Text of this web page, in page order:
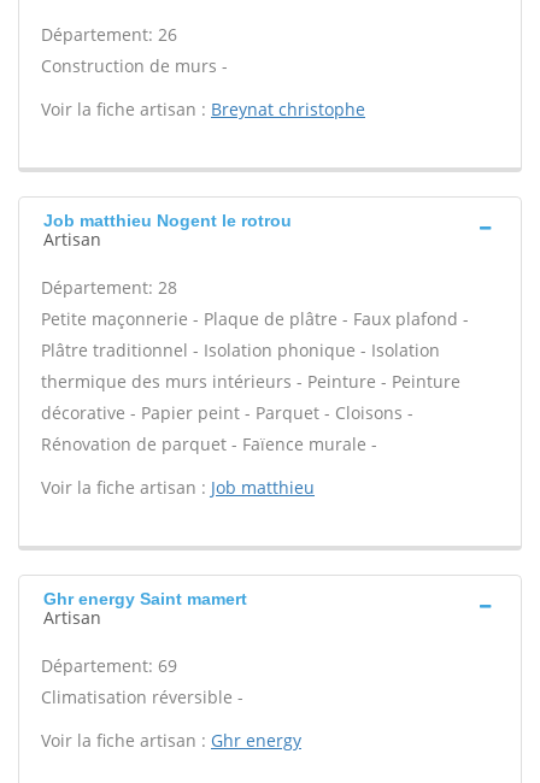
Département: 26
Construction de murs -
Voir la fiche artisan : Breynat christophe
Job matthieu Nogent le rotrou
Artisan
Département: 28
Petite maçonnerie - Plaque de plâtre - Faux plafond -
Plâtre traditionnel - Isolation phonique - Isolation
thermique des murs intérieurs - Peinture - Peinture
décorative - Papier peint - Parquet - Cloisons -
Rénovation de parquet - Faïence murale -
Voir la fiche artisan : Job matthieu
Ghr energy Saint mamert
Artisan
Département: 69
Climatisation réversible -
Voir la fiche artisan : Ghr energy